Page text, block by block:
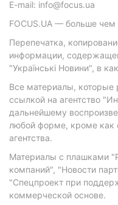
E-mail: info@focus.ua
FOCUS.UA — больше чем
Перепечатка,
информации,
"Українські Новини", в
Все материалы, которые
ссылкой на агентство
дальнейшему
любой форме, кроме как
агентства.
Материалы с плашками
компаний", "Новости
"Спецпроект при
коммерческой основе.